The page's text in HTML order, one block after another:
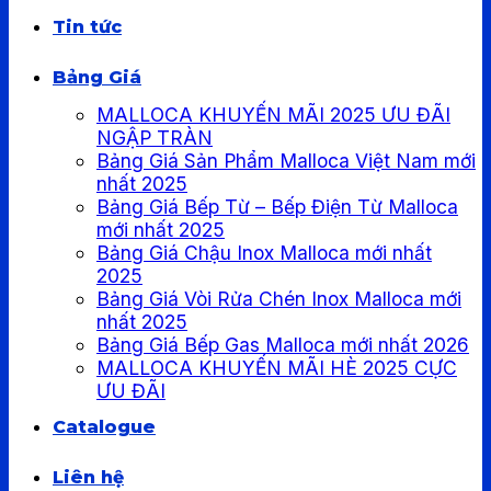
Tin tức
Bảng Giá
MALLOCA KHUYẾN MÃI 2025 ƯU ĐÃI
NGẬP TRÀN
Bảng Giá Sản Phẩm Malloca Việt Nam mới
nhất 2025
Bảng Giá Bếp Từ – Bếp Điện Từ Malloca
mới nhất 2025
Bảng Giá Chậu Inox Malloca mới nhất
2025
Bảng Giá Vòi Rửa Chén Inox Malloca mới
nhất 2025
Bảng Giá Bếp Gas Malloca mới nhất 2026
MALLOCA KHUYẾN MÃI HÈ 2025 CỰC
ƯU ĐÃI
Catalogue
Liên hệ